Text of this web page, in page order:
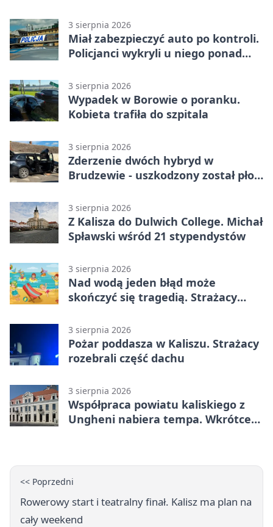
3 sierpnia 2026
Miał zabezpieczyć auto po kontroli.
Policjanci wykryli u niego ponad
3 sierpnia 2026
Wypadek w Borowie o poranku.
Kobieta trafiła do szpitala
3 sierpnia 2026
Zderzenie dwóch hybryd w
Brudzewie - uszkodzony został płot
3 sierpnia 2026
Z Kalisza do Dulwich College. Michał
Spławski wśród 21 stypendystów
3 sierpnia 2026
Nad wodą jeden błąd może
skończyć się tragedią. Strażacy
3 sierpnia 2026
Pożar poddasza w Kaliszu. Strażacy
rozebrali część dachu
3 sierpnia 2026
Współpraca powiatu kaliskiego z
Ungheni nabiera tempa. Wkrótce
<< Poprzedni
Rowerowy start i teatralny finał. Kalisz ma plan na
cały weekend